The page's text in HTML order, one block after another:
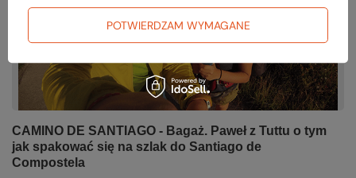
CAMINO DE SANTIAGO - Bagaż. Paweł z Tuttu o tym
jak spakować się na szlak do Santiago de
Compostela
POTWIERDZAM WYMAGANE